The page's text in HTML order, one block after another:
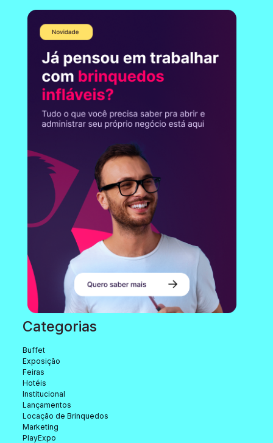
Categorias
Buffet
Exposição
Feiras
Hotéis
Institucional
Lançamentos
Locação de Brinquedos
Marketing
PlayExpo